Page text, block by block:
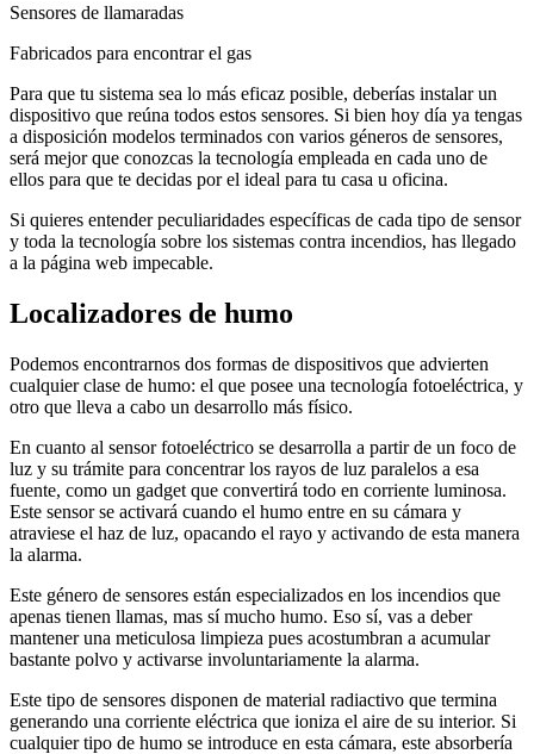
Sensores de llamaradas
Fabricados para encontrar el gas
Para que tu sistema sea lo más eficaz posible, deberías instalar un
dispositivo que reúna todos estos sensores. Si bien hoy día ya tengas
a disposición modelos terminados con varios géneros de sensores,
será mejor que conozcas la tecnología empleada en cada uno de
ellos para que te decidas por el ideal para tu casa u oficina.
Si quieres entender peculiaridades específicas de cada tipo de sensor
y toda la tecnología sobre los sistemas contra incendios, has llegado
a la página web impecable.
Localizadores de humo
Podemos encontrarnos dos formas de dispositivos que advierten
cualquier clase de humo: el que posee una tecnología fotoeléctrica, y
otro que lleva a cabo un desarrollo más físico.
En cuanto al sensor fotoeléctrico se desarrolla a partir de un foco de
luz y su trámite para concentrar los rayos de luz paralelos a esa
fuente, como un gadget que convertirá todo en corriente luminosa.
Este sensor se activará cuando el humo entre en su cámara y
atraviese el haz de luz, opacando el rayo y activando de esta manera
la alarma.
Este género de sensores están especializados en los incendios que
apenas tienen llamas, mas sí mucho humo. Eso sí, vas a deber
mantener una meticulosa limpieza pues acostumbran a acumular
bastante polvo y activarse involuntariamente la alarma.
Este tipo de sensores disponen de material radiactivo que termina
generando una corriente eléctrica que ioniza el aire de su interior. Si
cualquier tipo de humo se introduce en esta cámara, este absorbería